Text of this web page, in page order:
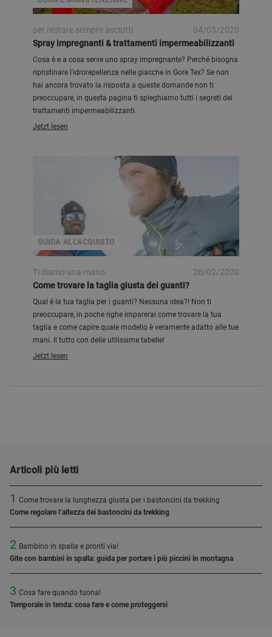
per restare sempre asciutti
04/05/2020
Spray impregnanti & trattamenti impermeabilizzanti
Cosa è e a cosa serve uno spray impregnante? Perché bisogna
ripristinare l'idrorepellenza nelle giacche in Gore Tex? Se non
hai ancora trovato la risposta a queste domande non ti
preoccupare, in questa pagina ti spieghiamo tutti i segreti dei
trattamenti impermeabilizzanti.
Jetzt lesen
GUIDA ALL'ACQUISTO
Ti diamo una mano
26/02/2020
Come trovare la taglia giusta dei guanti?
Qual è la tua taglia per i guanti? Nessuna idea?! Non ti
preoccupare, in poche righe imparerai come trovare la tua
taglia e come capire quale modello è veramente adatto alle tue
mani. Il tutto con delle utilissime tabelle!
Jetzt lesen
Articoli più letti
1 Come trovare la lunghezza giusta per i bastoncini da trekking
Come regolare l’altezza dei bastoncini da trekking
2 Bambino in spalla e pronti via!
Gite con bambini in spalla: guida per portare i più piccini in montagna
3 Cosa fare quando tuona!
Temporale in tenda: cosa fare e come proteggersi